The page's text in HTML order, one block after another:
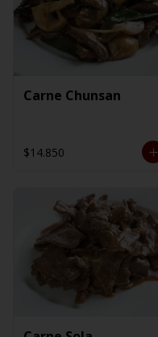
Carne Chunsan
$14.850